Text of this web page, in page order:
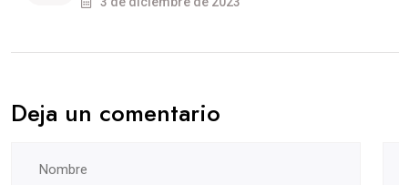
Deja un comentario